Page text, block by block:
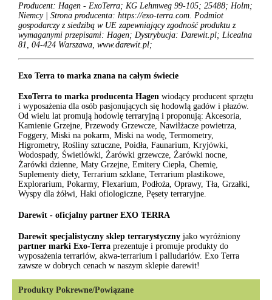
Producent: Hagen - ExoTerra; KG Lehmweg 99-105; 25488; Holm;
Niemcy | Strona producenta: https://exo-terra.com. Podmiot
gospodarczy z siedzibą w UE zapewniający zgodność produktu z
wymaganymi przepisami: Hagen; Dystrybucja: Darewit.pl; Licealna
81, 04-424 Warszawa, www.darewit.pl;
Exo Terra to marka znana na całym świecie
ExoTerra to marka producenta Hagen wiodący producent sprzętu
i wyposażenia dla osób pasjonujących się hodowlą gadów i płazów.
Od wielu lat promują hodowlę terraryjną i proponują: Akcesoria,
Kamienie Grzejne, Przewody Grzewcze, Nawilżacze powietrza,
Foggery, Miski na pokarm, Miski na wodę, Termometry,
Higrometry, Rośliny sztuczne, Poidła, Faunarium, Kryjówki,
Wodospady, Świetlówki, Żarówki grzewcze, Żarówki nocne,
Żarówki dzienne, Maty Grzejne, Emitery Ciepła, Chemię,
Suplementy diety, Terrarium szklane, Terrarium plastikowe,
Explorarium, Pokarmy, Flexarium, Podłoża, Oprawy, Tła, Grzałki,
Wyspy dla żółwi, Haki ofiologiczne, Pęsety terraryjne.
Darewit - oficjalny partner EXO TERRA
Darewit specjalistyczny sklep terrarystyczny jako wyróżniony
partner marki Exo-Terra prezentuje i promuje produkty do
wyposażenia terrariów, akwa-terrarium i palludariów. Exo Terra
zawsze w dobrych cenach w naszym sklepie darewit!
Produkty Pokrewne/Powiązane